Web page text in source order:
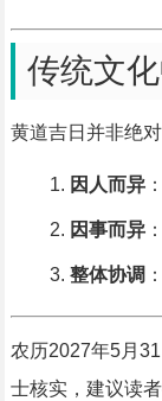
传统文
黄道吉日并非绝
因人而异
因事而异
整体协调
农历2027年5月
士核实，建议读